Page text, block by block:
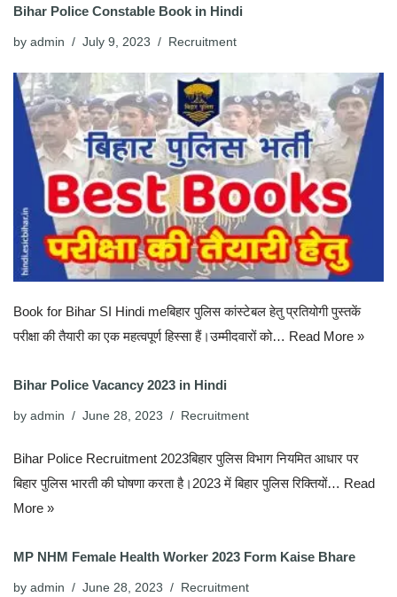
Bihar Police Constable Book in Hindi
by admin July 9, 2023 Recruitment
Book for Bihar SI Hindi meबिहार पुलिस कांस्टेबल हेतु प्रतियोगी पुस्तकें
परीक्षा की तैयारी का एक महत्वपूर्ण हिस्सा हैं।उम्मीदवारों को… Read More »
Bihar Police Vacancy 2023 in Hindi
by admin June 28, 2023 Recruitment
Bihar Police Recruitment 2023बिहार पुलिस विभाग नियमित आधार पर
बिहार पुलिस भारती की घोषणा करता है।2023 में बिहार पुलिस रिक्तियों… Read
More »
MP NHM Female Health Worker 2023 Form Kaise Bhare
by admin June 28, 2023 Recruitment